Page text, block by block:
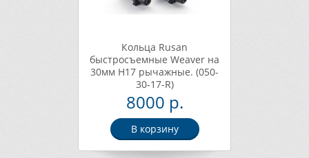
Кольца Rusan
быстросъемные Weaver на
30мм H17 рычажные. (050-
30-17-R)
8000 р.
В корзину